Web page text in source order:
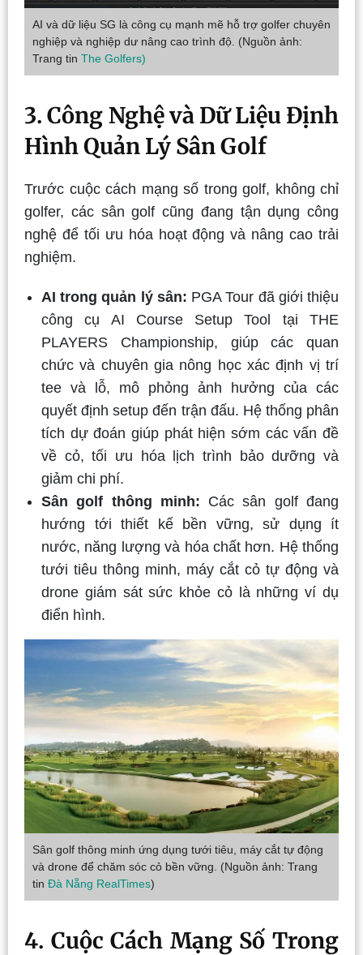
AI và dữ liệu SG là công cụ mạnh mẽ hỗ trợ golfer chuyên
nghiệp và nghiệp dư nâng cao trình độ. (Nguồn ảnh:
Trang tin The Golfers)
3. Công Nghệ và Dữ Liệu Định
Hình Quản Lý Sân Golf
Trước cuộc cách mạng số trong golf, không chỉ
golfer, các sân golf cũng đang tận dụng công
nghệ để tối ưu hóa hoạt động và nâng cao trải
nghiệm.
AI trong quản lý sân: PGA Tour đã giới thiệu
công cụ AI Course Setup Tool tại THE
PLAYERS Championship, giúp các quan
chức và chuyên gia nông học xác định vị trí
tee và lỗ, mô phỏng ảnh hưởng của các
quyết định setup đến trận đấu. Hệ thống phân
tích dự đoán giúp phát hiện sớm các vấn đề
về cỏ, tối ưu hóa lịch trình bảo dưỡng và
giảm chi phí.
Sân golf thông minh: Các sân golf đang
hướng tới thiết kế bền vững, sử dụng ít
nước, năng lượng và hóa chất hơn. Hệ thống
tưới tiêu thông minh, máy cắt cỏ tự động và
drone giám sát sức khỏe cỏ là những ví dụ
điển hình.
Sân golf thông minh ứng dụng tưới tiêu, máy cắt tự động
và drone để chăm sóc cỏ bền vững. (Nguồn ảnh: Trang
tin Đà Nẵng RealTimes)
4. Cuộc Cách Mạng Số Trong